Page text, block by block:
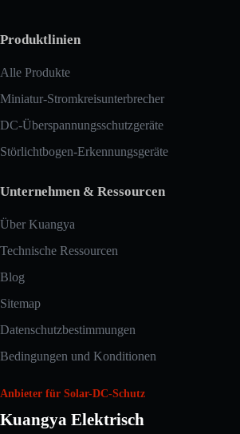
Produktlinien
Alle Produkte
Miniatur-Stromkreisunterbrecher
DC-Überspannungsschutzgeräte
Störlichtbogen-Erkennungsgeräte
Unternehmen & Ressourcen
Über Kuangya
Technische Ressourcen
Blog
Sitemap
Datenschutzbestimmungen
Bedingungen und Konditionen
Anbieter für Solar-DC-Schutz
Kuangya Elektrisch